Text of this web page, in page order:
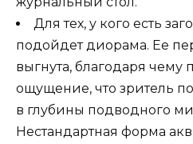
Для тех, у кого есть
подойдет диорама. Ее
выгнута, благодаря чему
ощущение, что зритель
в глубины подводного
Нестандартная форма